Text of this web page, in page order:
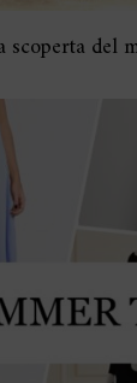
scoperta del